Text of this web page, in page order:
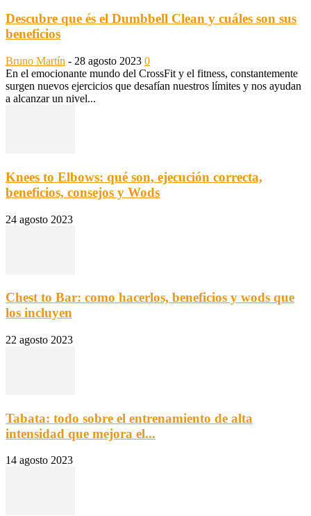
Descubre que és el Dumbbell Clean y cuáles son sus
beneficios
Bruno Martín - 28 agosto 2023 0
En el emocionante mundo del CrossFit y el fitness, constantemente
surgen nuevos ejercicios que desafían nuestros límites y nos ayudan
a alcanzar un nivel...
Knees to Elbows: qué son, ejecución correcta,
beneficios, consejos y Wods
24 agosto 2023
Chest to Bar: como hacerlos, beneficios y wods que
los incluyen
22 agosto 2023
Tabata: todo sobre el entrenamiento de alta
intensidad que mejora el...
14 agosto 2023